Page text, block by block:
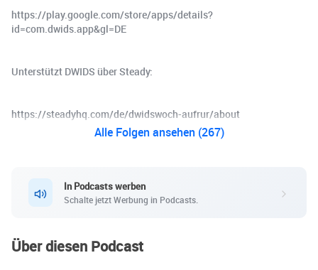
https://play.google.com/store/apps/details?
id=com.dwids.app&gl=DE
Unterstützt DWIDS über Steady:
https://steadyhq.com/de/dwidswoch-aufrur/about
Alle Folgen ansehen (267)
In Podcasts werben
Schalte jetzt Werbung in Podcasts.
Über diesen Podcast